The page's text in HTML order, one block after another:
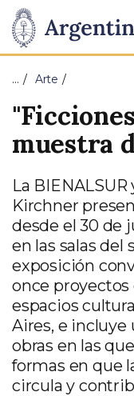
Presidencia
de
la
Nación
Pasar al contenido
… Arte
muestra
La
Kirchner
desde el 30 de
en las salas del
exposición
once
espacios
Aires, e incluye
obras en las
formas en que
circula y